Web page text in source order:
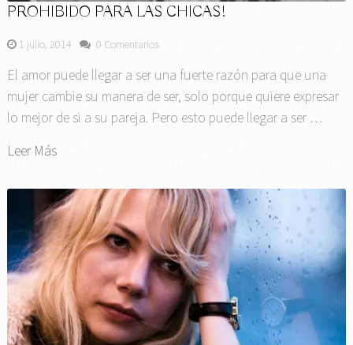
PROHIBIDO PARA LAS CHICAS!
1 julio, 2014 0 Comentarios
El amor puede llegar a ser una fuerte razón para que una
mujer cambie su manera de ser, solo porque quiere expresar
lo mejor de si a su pareja. Pero esto puede llegar a ser …
Leer Más